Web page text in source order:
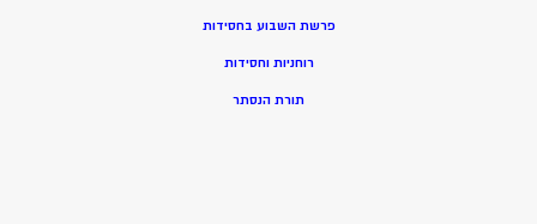
פרשת השבוע בחסידות
רוחניות וחסידות
תורת הנסתר